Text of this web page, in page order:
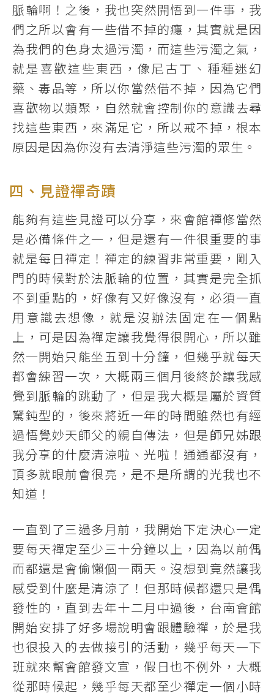
脈輪啊！之後，我也突然開悟到一件事，我
們之所以會有一些借不掉的癮，其實就是因
為我們的色身太過污濁，而這些污濁之氣，
就是喜歡這些東西，像尼古丁、種種迷幻
藥、毒品等，所以你當然借不掉，因為它們
喜歡物以類聚，自然就會控制你的意識去尋
找這些東西，來滿足它，所以戒不掉，根本
原因是因為你沒有去清淨這些污濁的眾生。
四、見證禪奇蹟
能夠有這些見證可以分享，來會館禪修當然
是必備條件之一，但是還有一件很重要的事
就是每日禪定！禪定的練習非常重要，剛入
門的時候對於法脈輪的位置，其實是完全抓
不到重點的，好像有又好像沒有，必須一直
用意識去想像，就是沒辦法固定在一個點
上，可是因為禪定讓我覺得很開心，所以雖
然一開始只能坐五到十分鐘，但幾乎就每天
都會練習一次，大概兩三個月後終於讓我感
覺到脈輪的跳動了，但是我大概是屬於資質
駑鈍型的，後來將近一年的時間雖然也有經
過悟覺妙天師父的親自傳法，但是師兄姊跟
我分享的什麼清涼啦、光啦！通通都沒有，
頂多就眼前會很亮，是不是所謂的光我也不
知道！
一直到了三過多月前，我開始下定決心一定
要每天禪定至少三十分鐘以上，因為以前偶
而都還是會偷懶個一兩天。沒想到竟然讓我
感受到什麼是清涼了！但那時候都還只是偶
發性的，直到去年十二月中過後，台南會館
開始安排了好多場說明會跟體驗禪，於是我
也很投入的去做接引的活動，幾乎每天一下
班就來幫會館發文宣，假日也不例外，大概
從那時候起，幾乎每天都至少禪定一個小時